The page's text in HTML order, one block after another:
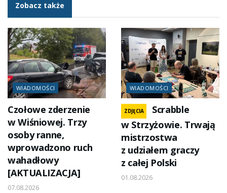
Zobacz także
WIADOMOŚCI
Czołowe zderzenie
w Wiśniowej. Trzy
osoby ranne,
wprowadzono ruch
wahadłowy
[AKTUALIZACJA]
07.08.2026
WIADOMOŚCI
ZDJĘCIA
Scrabble
w Strzyżowie. Trwają
mistrzostwa
z udziałem graczy
z całej Polski
01.08.2026